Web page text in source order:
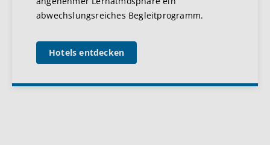
abwechslungsreiches Begleitprogramm.
Hotels entdecken